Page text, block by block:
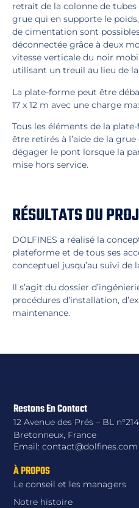
retrait de la colonne de
grue qui en supporte le
de cimentation sont
déconnectée grâce à deux
vitesse verticale du noir
utilisant un treuil au lieu de
La plate-forme peut être
17 x 12 m avec une charge
Tous les éléments de la
être retirés à l’aide de la
dégager le pont lorsque la
mise hors service.
RÉSULTATS DU
DOLFINES a réalisé la
plateforme et de tous ses
conceptuel jusqu’au suivi de
Il s’agit du dossier
procédures d’installation,
maintenance.
À PROPOS
Le conseil et les managers
Notre histoire
Restons En Contact
12 Avenue des Prés – BL
Bretonneux, France
Email: contact@dolfines.com